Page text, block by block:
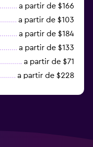
a partir de $166
a partir de $103
a partir de $184
a partir de $133
a partir de $71
a partir de $228